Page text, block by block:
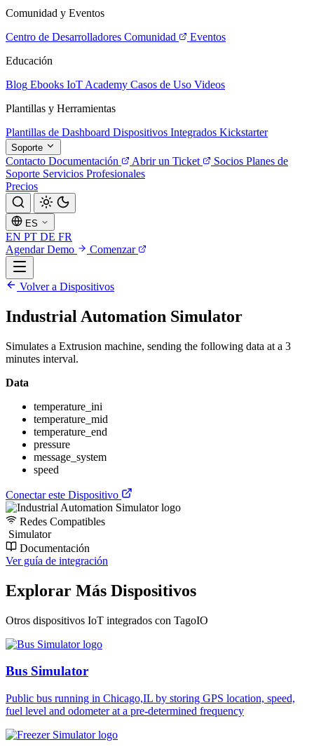
Comunidad y Eventos
Centro de Desarrolladores Comunidad
Eventos
Educación
Blog Ebooks IoT Academy Casos de Uso Videos
Plantillas y Herramientas
Plantillas de Dashboard Dispositivos Integrados Kickstarter
Soporte
Contacto Documentación Abrir un Ticket Socios Planes de
Soporte Servicios Profesionales
Precios
ES
EN PT DE FR
Agendar Demo
Comenzar
Volver a Dispositivos
Industrial Automation Simulator
Simulates a Extrusion machine, sending the following data at a 3
minutes interval.
Data
temperature_ini
temperature_mid
temperature_end
pressure
message_system
speed
Conectar este Dispositivo
Redes Compatibles
Simulator
Documentación
Ver guía de integración
Explorar Más Dispositivos
Otros dispositivos IoT integrados con TagoIO
Bus Simulator
Public bus running in Chicago,IL by storing GPS location, speed,
fuel level and odometer at a pre-determined frequency